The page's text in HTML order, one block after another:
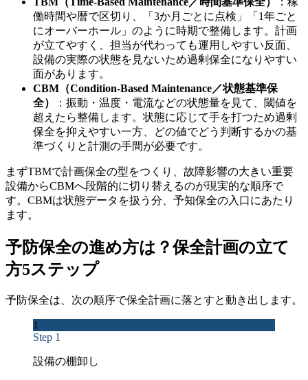
働時間や暦で区切り、「3か月ごとに点検」「1年ごと
にオーバーホール」のように時期で整備します。計画
が立てやすく、担当が代わっても運用しやすい反面、
設備の実際の状態を見ないため過剰保全になりやすい
面があります。
CBM（Condition-Based Maintenance／状態基準保
全）
：振動・温度・電流などの状態量を見て、閾値を
超えたら整備します。状態に応じて手を打つため過剰
保全を抑えやすい一方、どの値でどう判断するかの基
準づくりと計測の手間が必要です。
まずTBMで計画保全の型をつくり、故障影響の大きい重要
設備からCBMへ段階的に切り替えるのが現実的な順序で
す。CBMは状態データを扱う分、予知保全の入口にあたり
ます。
予防保全の進め方は？保全計画の立て
方5ステップ
予防保全は、次の順序で保全計画に落とすと動き出します。
1
Step 1
設備の棚卸し